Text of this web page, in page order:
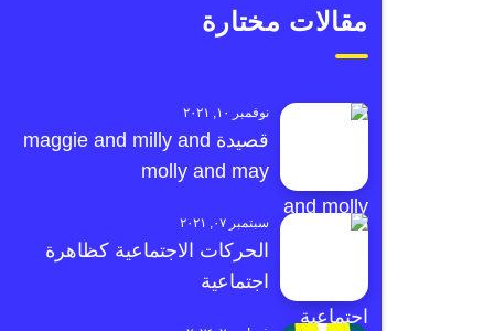
مقالات مختارة
نوفمبر ١٠, ٢٠٢١
قصيدة maggie and milly and
molly and may
سبتمبر ٠٧, ٢٠٢١
الحركات الاجتماعية كظاهرة
اجتماعية